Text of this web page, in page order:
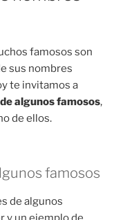
famosos son
sus nombres
te invitamos a
algunos famosos,
de ellos.
famosos
de algunos